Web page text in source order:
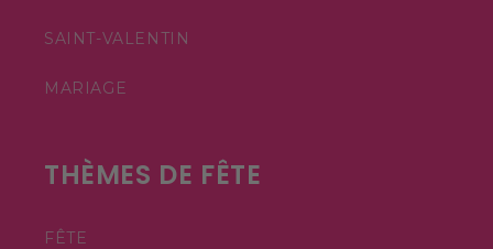
SAINT-VALENTIN
MARIAGE
THÈMES DE FÊTE
FÊTE